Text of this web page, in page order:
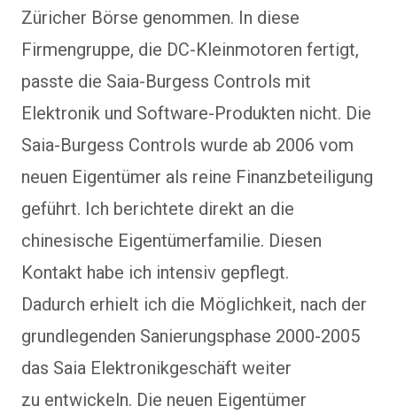
Züricher Börse genommen. In diese
Firmengruppe, die DC-Kleinmotoren fertigt,
passte die Saia-Burgess Controls mit
Elektronik und Software-Produkten nicht. Die
Saia-Burgess Controls wurde ab 2006 vom
neuen Eigentümer als reine Finanzbeteiligung
geführt. Ich berichtete direkt an die
chinesische Eigentümerfamilie. Diesen
Kontakt habe ich intensiv gepflegt.
Dadurch erhielt ich die Möglichkeit, nach der
grundlegenden Sanierungsphase 2000-2005
das Saia Elektronikgeschäft weiter
zu entwickeln. Die neuen Eigentümer